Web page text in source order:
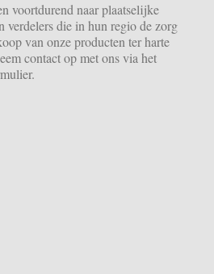
voortdurend naar plaatselijke
verdelers die in hun regio de zorg
van onze producten ter harte
contact op met ons via het
.